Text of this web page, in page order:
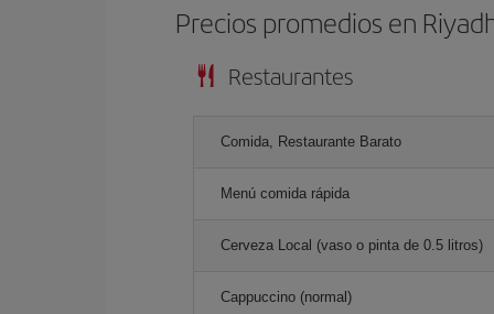
Precios promedios en
Restaurantes
Comida, Restaurante Barato
Menú comida rápida
Cerveza Local (vaso o pinta de 0.5 litros)
Cappuccino (normal)